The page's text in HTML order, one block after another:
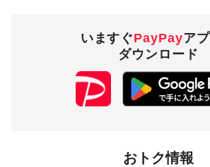
いますぐPayPayア
ダウンロード
おトク情報